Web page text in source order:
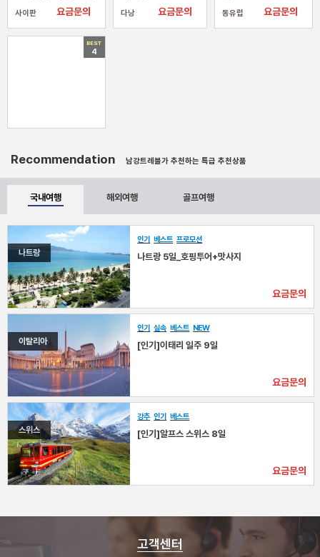
버셀렉트(조+석식) #
사이판 요금문의 다낭 요금문의 동유럽 요금문의
BEST
4
Recommendation 남강트레블가 추천하는 특급 추천상품
국내여행 해외여행 골프여행
나트랑
인기 베스트 프로모션
나트랑 5일_호핑투어+맛사지
요금문의
이탈리아
인기 실속 베스트 NEW
[인기]이태리 일주 9일
요금문의
스위스
강추 인기 베스트
[인기]알프스 스위스 8일
요금문의
고객센터